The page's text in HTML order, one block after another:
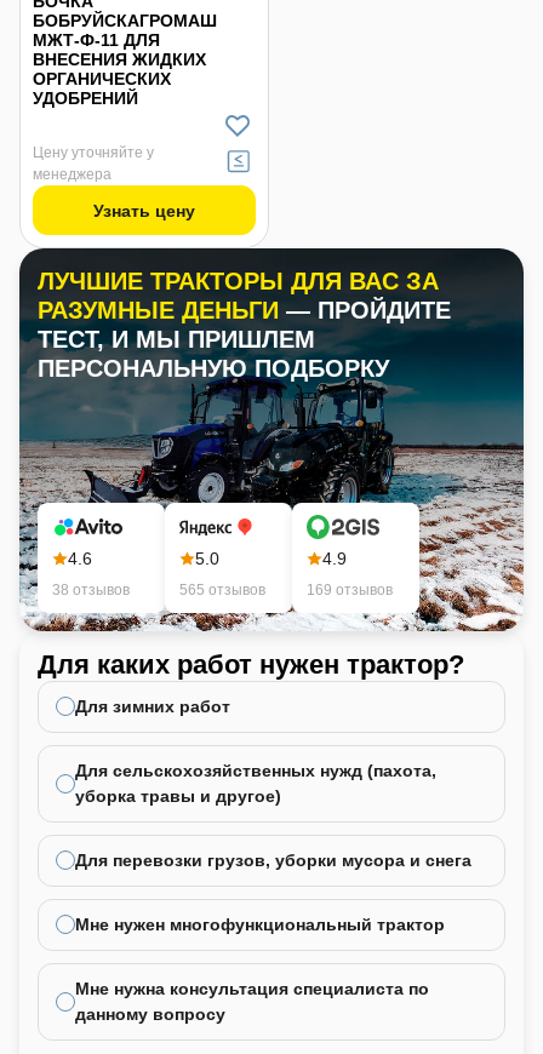
БОБРУЙСКАГРОМАШ
МЖТ-Ф-11 ДЛЯ
ВНЕСЕНИЯ ЖИДКИХ
ОРГАНИЧЕСКИХ
УДОБРЕНИЙ
Цену уточняйте у
менеджера
Узнать цену
ЛУЧШИЕ ТРАКТОРЫ ДЛЯ ВАС ЗА
РАЗУМНЫЕ ДЕНЬГИ — ПРОЙДИТЕ
ТЕСТ, И МЫ ПРИШЛЕМ
ПЕРСОНАЛЬНУЮ ПОДБОРКУ
4.6
38 отзывов
5.0
565 отзывов
4.9
169 отзывов
Для каких работ нужен трактор?
Для зимних работ
Для сельскохозяйственных нужд (пахота,
уборка травы и другое)
Для перевозки грузов, уборки мусора и снега
Мне нужен многофункциональный трактор
Мне нужна консультация специалиста по
данному вопросу